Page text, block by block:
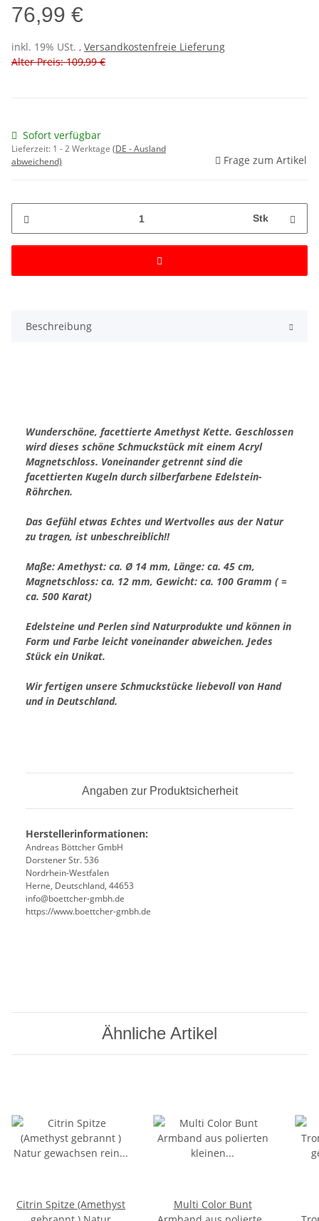
76,99 €
inkl. 19% USt. , Versandkostenfreie Lieferung
Alter Preis: 109,99 €
Sofort verfügbar
Lieferzeit: 1 - 2 Werktage (DE - Ausland
abweichend)
Frage zum Artikel
Stk
Beschreibung
Wunderschöne, facettierte Amethyst Kette. Geschlossen
wird dieses schöne Schmuckstück mit einem Acryl
Magnetschloss. Voneinander getrennt sind die
facettierten Kugeln durch silberfarbene Edelstein-
Röhrchen.
Das Gefühl etwas Echtes und Wertvolles aus der Natur
zu tragen, ist unbeschreiblich!!
Maße: Amethyst: ca. Ø 14 mm, Länge: ca. 45 cm,
Magnetschloss: ca. 12 mm, Gewicht: ca. 100 Gramm ( =
ca. 500 Karat)
Edelsteine und Perlen sind Naturprodukte und können in
Form und Farbe leicht voneinander abweichen. Jedes
Stück ein Unikat.
Wir fertigen unsere Schmuckstücke liebevoll von Hand
und in Deutschland.
Angaben zur Produktsicherheit
Herstellerinformationen:
Andreas Böttcher GmbH
Dorstener Str. 536
Nordrhein-Westfalen
Herne, Deutschland, 44653
info@boettcher-gmbh.de
https://www.boettcher-gmbh.de
Ähnliche Artikel
Citrin Spitze (Amethyst
Multi Color Bunt